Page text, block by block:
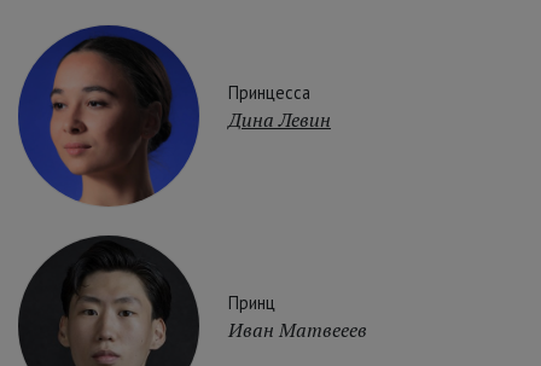
Принцесса
Дина Левин
Принц
Иван Матвееев